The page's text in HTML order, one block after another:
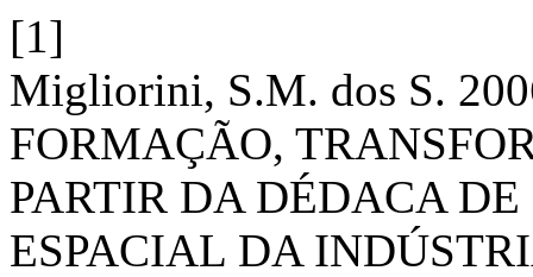
[1]
Migliorini, S.M. dos S.
FORMAÇÃO,
PARTIR DA DÉDACA
ESPACIAL DA